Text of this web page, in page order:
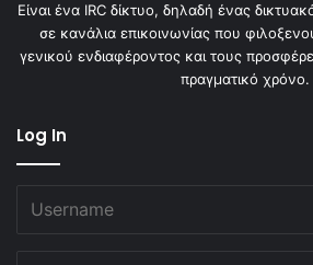
Είναι ένα IRC δίκτυο, δηλαδή ένας
σε κανάλια επικοινωνίας που
γενικού ενδιαφέροντος και τους
πραγματικό χρόνο.
Log In